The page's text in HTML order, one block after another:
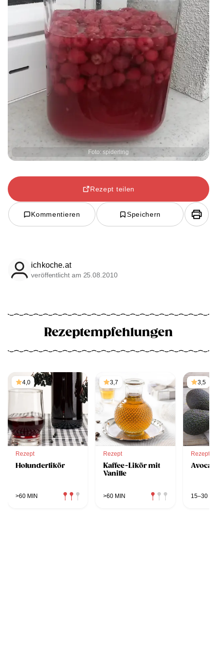
Foto: spiderling
Rezept teilen
Kommentieren Speichern
ichkoche.at
veröffentlicht am 25.08.2010
Rezeptempfehlungen
4,0
Rezept
Holunderlikör
>60 MIN
3,7
Rezept
Kaffee-Likör mit
Vanille
>60 MIN
3,5
Rezept
15–30